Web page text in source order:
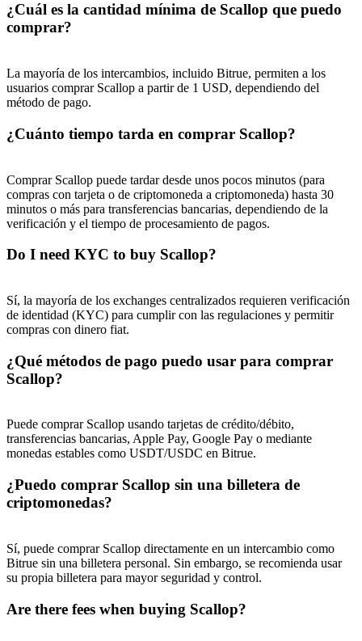
¿Cuál es la cantidad mínima de Scallop que puedo
comprar?
La mayoría de los intercambios, incluido Bitrue, permiten a los
usuarios comprar Scallop a partir de 1 USD, dependiendo del
método de pago.
¿Cuánto tiempo tarda en comprar Scallop?
Comprar Scallop puede tardar desde unos pocos minutos (para
compras con tarjeta o de criptomoneda a criptomoneda) hasta 30
minutos o más para transferencias bancarias, dependiendo de la
verificación y el tiempo de procesamiento de pagos.
Do I need KYC to buy Scallop?
Sí, la mayoría de los exchanges centralizados requieren verificación
de identidad (KYC) para cumplir con las regulaciones y permitir
compras con dinero fiat.
¿Qué métodos de pago puedo usar para comprar
Scallop?
Puede comprar Scallop usando tarjetas de crédito/débito,
transferencias bancarias, Apple Pay, Google Pay o mediante
monedas estables como USDT/USDC en Bitrue.
¿Puedo comprar Scallop sin una billetera de
criptomonedas?
Sí, puede comprar Scallop directamente en un intercambio como
Bitrue sin una billetera personal. Sin embargo, se recomienda usar
su propia billetera para mayor seguridad y control.
Are there fees when buying Scallop?